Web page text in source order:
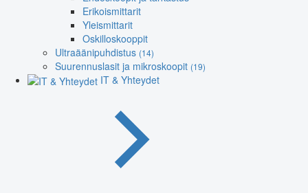
Erikoismittarit
Yleismittarit
Oskilloskooppit
Ultraäänipuhdistus (14)
Suurennuslasit ja mikroskoopit (19)
IT & Yhteydet